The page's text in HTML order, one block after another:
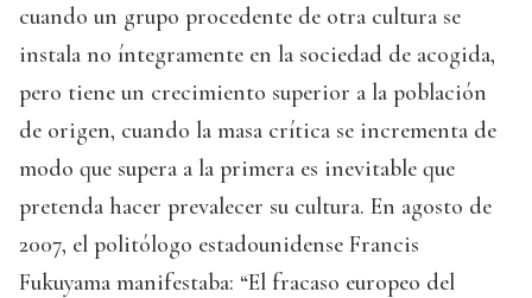
cuando un grupo procedente de otra cultura se
instala no íntegramente en la sociedad de acogida,
pero tiene un crecimiento superior a la población
de origen, cuando la masa crítica se incrementa de
modo que supera a la primera es inevitable que
pretenda hacer prevalecer su cultura. En agosto de
2007, el politólogo estadounidense Francis
Fukuyama manifestaba: “El fracaso europeo del